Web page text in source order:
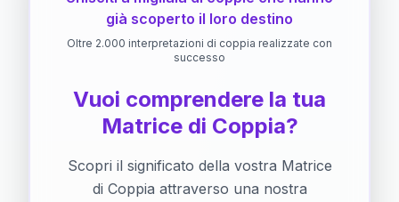
già scoperto il loro destino
Oltre 2.000 interpretazioni di coppia realizzate con
successo
Vuoi comprendere la tua
Matrice di Coppia?
Scopri il significato della vostra Matrice
di Coppia attraverso una nostra